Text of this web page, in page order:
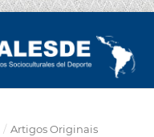
/ Artigos Originais